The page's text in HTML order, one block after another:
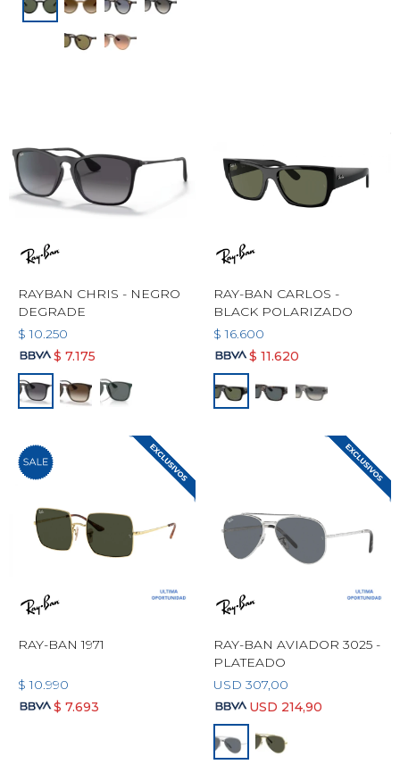
RAYBAN CHRIS - NEGRO
DEGRADE
$ 10.250
$ 7.175
RAY-BAN CARLOS -
BLACK POLARIZADO
$ 16.600
$ 11.620
RAY-BAN 1971
$ 10.990
$ 7.693
RAY-BAN AVIADOR 3025 -
PLATEADO
USD 307,00
USD 214,90